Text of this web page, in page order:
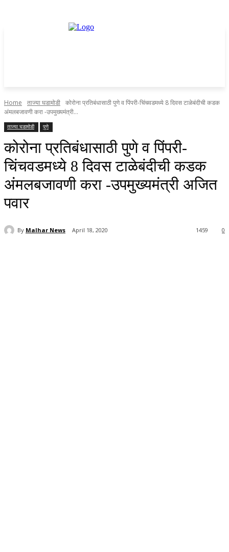
Home ताज्या घडामोडी कोरोना प्रतिबंधासाठी पुणे व पिंपरी-चिंचवडमध्ये 8 दिवस टाळेबंदीची कडक
अंमलबजावणी करा -उपमुख्यमंत्री...
ताज्या घडामोडी पुणे
कोरोना प्रतिबंधासाठी पुणे व पिंपरी-
चिंचवडमध्ये 8 दिवस टाळेबंदीची कडक
अंमलबजावणी करा -उपमुख्यमंत्री अजित
पवार
By Malhar News April 18, 2020 0
1459